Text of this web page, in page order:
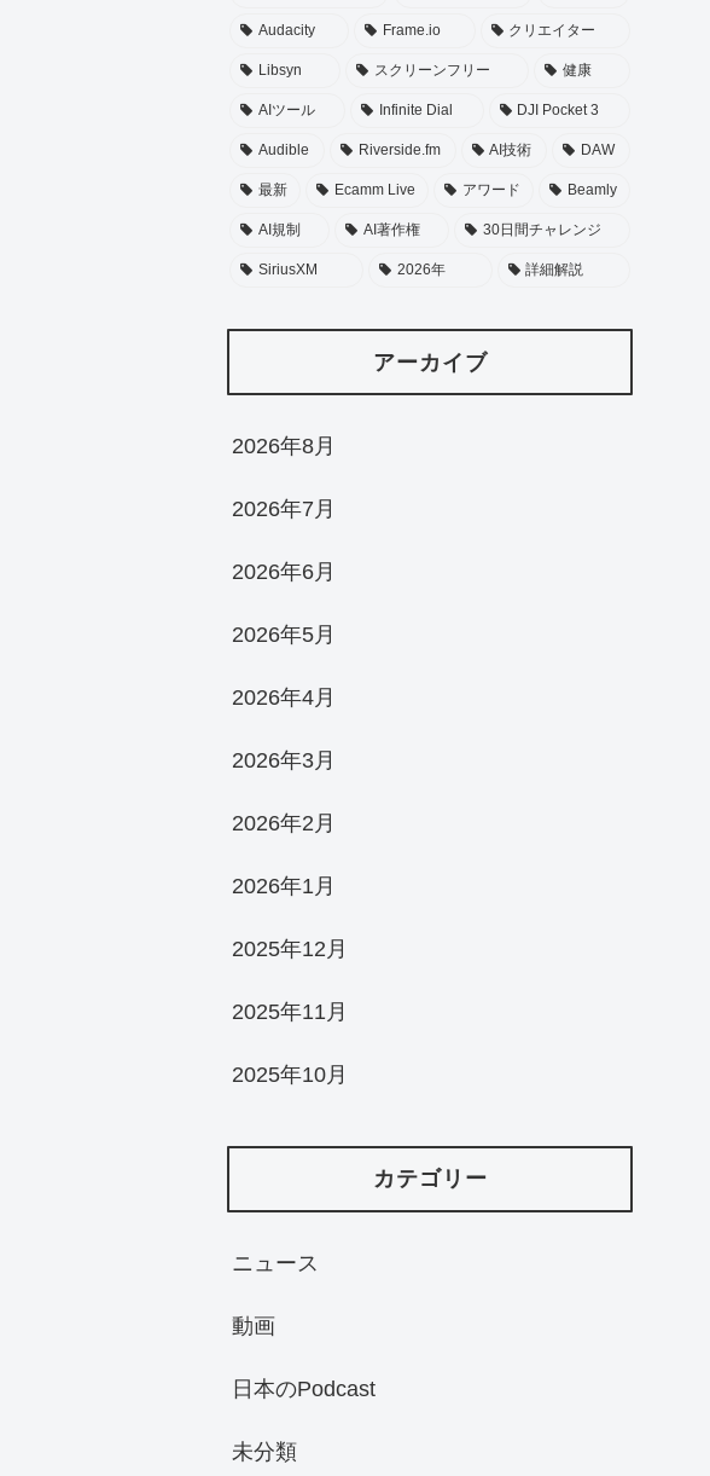
Audacity Frame.io クリエイター
Libsyn スクリーンフリー 健康
AIツール Infinite Dial DJI Pocket 3
Audible Riverside.fm AI技術 DAW
最新 Ecamm Live アワード Beamly
AI規制 AI著作権 30日間チャレンジ
SiriusXM 2026年 詳細解説
アーカイブ
2026年8月
2026年7月
2026年6月
2026年5月
2026年4月
2026年3月
2026年2月
2026年1月
2025年12月
2025年11月
2025年10月
カテゴリー
ニュース
動画
日本のPodcast
未分類